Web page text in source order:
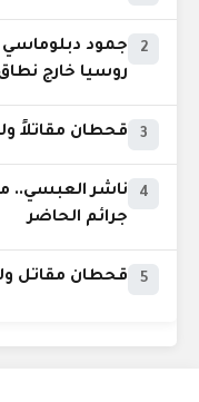
2
جمود دبلوماسي
روسيا خارج
3 قحطان مقاتلاً
4
ناشر العبسي..
جرائم الحاضر
5 قحطان مقاتل